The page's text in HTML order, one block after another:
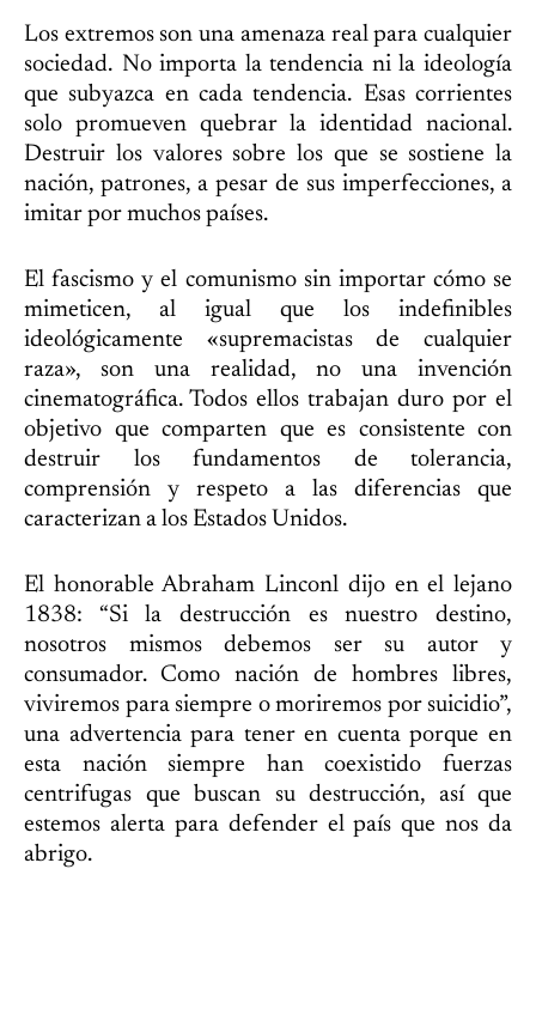
Los extremos son una amenaza real para cualquier
sociedad. No importa la tendencia ni la ideología
que subyazca en cada tendencia. Esas corrientes
solo promueven quebrar la identidad nacional.
Destruir los valores sobre los que se sostiene la
nación, patrones, a pesar de sus imperfecciones, a
imitar por muchos países.
El fascismo y el comunismo sin importar cómo se
mimeticen, al igual que los indefinibles
ideológicamente «supremacistas de cualquier
raza», son una realidad, no una invención
cinematográfica. Todos ellos trabajan duro por el
objetivo que comparten que es consistente con
destruir los fundamentos de tolerancia,
comprensión y respeto a las diferencias que
caracterizan a los Estados Unidos.
El honorable Abraham Linconl dijo en el lejano
1838: “Si la destrucción es nuestro destino,
nosotros mismos debemos ser su autor y
consumador. Como nación de hombres libres,
viviremos para siempre o moriremos por suicidio”,
una advertencia para tener en cuenta porque en
esta nación siempre han coexistido fuerzas
centrifugas que buscan su destrucción, así que
estemos alerta para defender el país que nos da
abrigo.